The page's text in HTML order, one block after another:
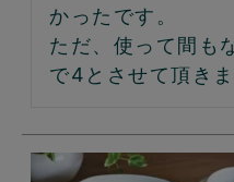
かったです。
ただ、使って間も
で4とさせて頂きま